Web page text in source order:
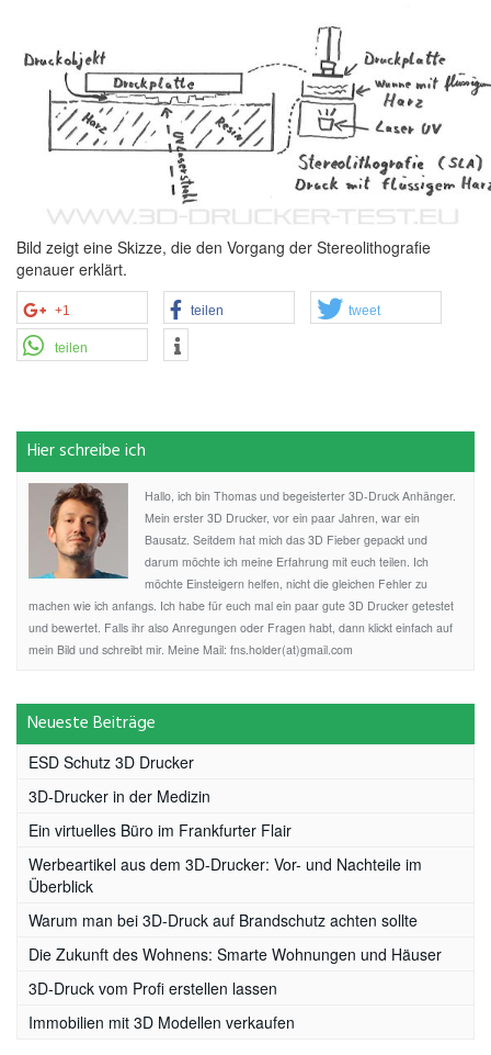
Bild zeigt eine Skizze, die den Vorgang der Stereolithografie
genauer erklärt.
+1 teilen tweet
teilen
Hier schreibe ich
Hallo, ich bin Thomas und begeisterter 3D-Druck Anhänger.
Mein erster 3D Drucker, vor ein paar Jahren, war ein
Bausatz. Seitdem hat mich das 3D Fieber gepackt und
darum möchte ich meine Erfahrung mit euch teilen. Ich
möchte Einsteigern helfen, nicht die gleichen Fehler zu
machen wie ich anfangs. Ich habe für euch mal ein paar gute 3D Drucker getestet
und bewertet. Falls ihr also Anregungen oder Fragen habt, dann klickt einfach auf
mein Bild und schreibt mir. Meine Mail: fns.holder(at)gmail.com
Neueste Beiträge
ESD Schutz 3D Drucker
3D-Drucker in der Medizin
Ein virtuelles Büro im Frankfurter Flair
Werbeartikel aus dem 3D-Drucker: Vor- und Nachteile im
Überblick
Warum man bei 3D-Druck auf Brandschutz achten sollte
Die Zukunft des Wohnens: Smarte Wohnungen und Häuser
3D-Druck vom Profi erstellen lassen
Immobilien mit 3D Modellen verkaufen